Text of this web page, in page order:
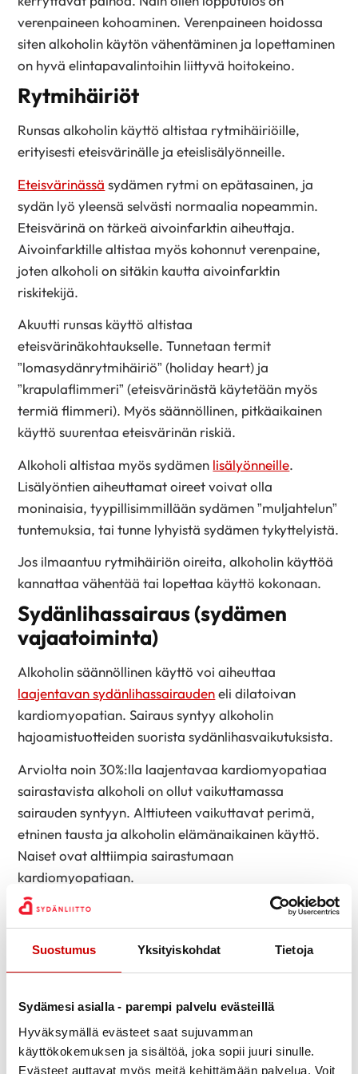
Suostumus Yksityiskohdat Tietoja
Sydämesi asialla - parempi palvelu evästeillä
Hyväksymällä evästeet saat sujuvamman
käyttökokemuksen ja sisältöä, joka sopii juuri sinulle.
Evästeet auttavat myös meitä kehittämään palvelua. Voit
verenpaineen kohoaminen. Verenpaineen hoidossa
siten alkoholin käytön vähentäminen ja lopettaminen
on hyvä elintapavalintoihin liittyvä hoitokeino.
Rytmihäiriöt
Runsas alkoholin käyttö altistaa rytmihäiriöille,
erityisesti eteisvärinälle ja eteislisälyönneille.
Eteisvärinässä sydämen rytmi on epätasainen, ja
sydän lyö yleensä selvästi normaalia nopeammin.
Eteisvärinä on tärkeä aivoinfarktin aiheuttaja.
Aivoinfarktille altistaa myös kohonnut verenpaine,
joten alkoholi on sitäkin kautta aivoinfarktin
riskitekijä.
Akuutti runsas käyttö altistaa
eteisvärinäkohtaukselle. Tunnetaan termit
”lomasydänrytmihäiriö” (holiday heart) ja
”krapulaflimmeri” (eteisvärinästä käytetään myös
termiä flimmeri). Myös säännöllinen, pitkäaikainen
käyttö suurentaa eteisvärinän riskiä.
Alkoholi altistaa myös sydämen lisälyönneille.
Lisälyöntien aiheuttamat oireet voivat olla
moninaisia, tyypillisimmillään sydämen ”muljahtelun”
tuntemuksia, tai tunne lyhyistä sydämen tykyttelyistä.
Jos ilmaantuu rytmihäiriön oireita, alkoholin käyttöä
kannattaa vähentää tai lopettaa käyttö kokonaan.
Sydänlihassairaus (sydämen
vajaatoiminta)
Alkoholin säännöllinen käyttö voi aiheuttaa
laajentavan sydänlihassairaudeneli dilatoivan
kardiomyopatian. Sairaus syntyy alkoholin
hajoamistuotteiden suorista sydänlihasvaikutuksista.
Arviolta noin 30%:lla laajentavaa kardiomyopatiaa
sairastavista alkoholi on ollut vaikuttamassa
sairauden syntyyn. Alttiuteen vaikuttavat perimä,
etninen tausta ja alkoholin elämänaikainen käyttö.
Naiset ovat alttiimpia sairastumaan
kardiomyopatiaan.
Kardiomyopatiassa sydämen pumppaustoiminta
heikkenee. Kehittyysydämen vajaatoiminta.
Sydämen vajaatoiminnan tyypillisiä oireita ovat
rasitusuupuminen ja hengenahdistus.
Sepelvaltimotauti
Viinien, erityisesti punaviinien sisältämillä
fenoliyhdisteillä saattaa olla